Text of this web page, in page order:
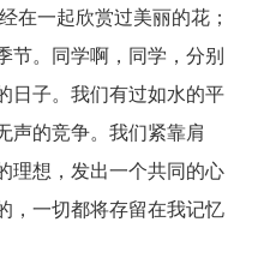
一起欣赏过美丽的花；
节。同学啊，同学，分别
日子。我们有过如水的平
声的竞争。我们紧靠肩
理想，发出一个共同的心
，一切都将存留在我记忆